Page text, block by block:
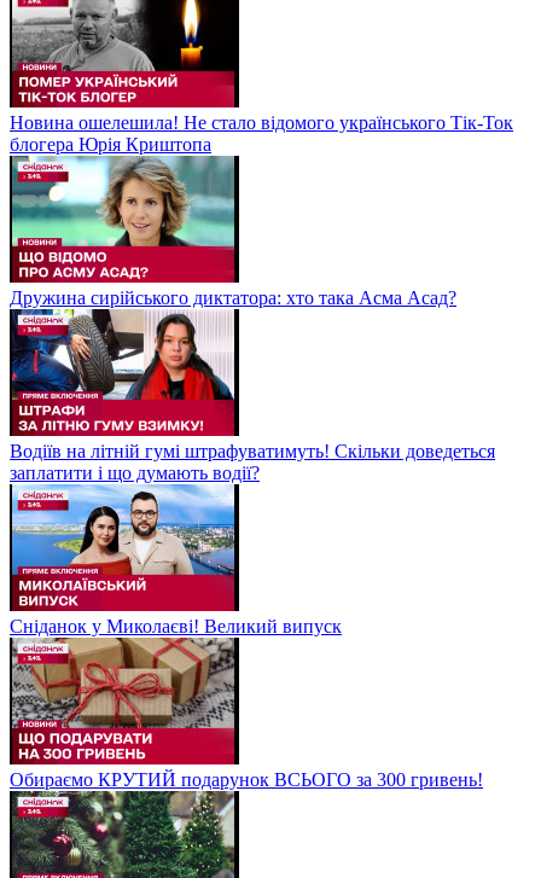
Новина ошелешила! Не стало відомого українського Тік-Ток
блогера Юрія Криштопа
Дружина сирійського диктатора: хто така Асма Асад?
Водіїв на літній гумі штрафуватимуть! Скільки доведеться
заплатити і що думають водії?
Сніданок у Миколаєві! Великий випуск
Обираємо КРУТИЙ подарунок ВСЬОГО за 300 гривень!